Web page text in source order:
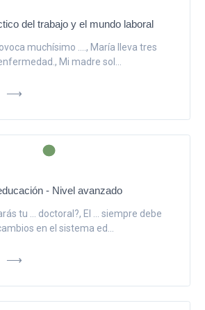
del trabajo y el mundo laboral
muchísimo ...., María lleva tres
Mi madre sol...
- Nivel avanzado
tu ... doctoral?, El ... siempre debe
en el sistema ed...